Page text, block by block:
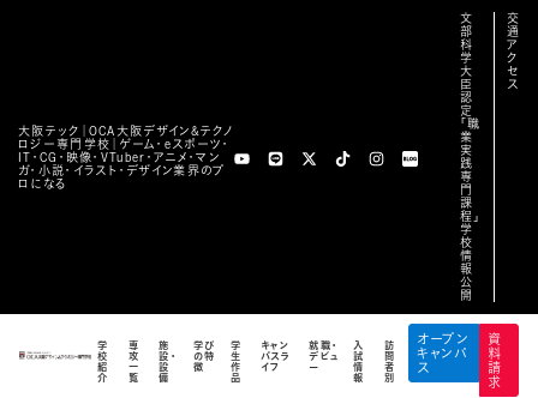
大阪テック｜OCA⼤阪デザイン&テクノ
ロジー専⾨学校｜ゲーム・eスポーツ・
IT・CG・映像・VTuber・アニメ・マン
ガ・小説・イラスト・デザイン業界のプ
ロになる
文
部
科
学
大
臣
認
定
「職
業
実
践
専
門
課
程」
学
校
情
報
公
開
交
通
ア
ク
セ
ス
学
校
紹
介
専
攻
一
覧
施
設・
設
備
学び
の特
徴
学
生
作
品
キャン
パスラ
イフ
就職・
デビュ
ー
入
試
情
報
訪
問
者
別
オープン
キャンパ
ス
資
料
請
求
BLOG
公式ブログ